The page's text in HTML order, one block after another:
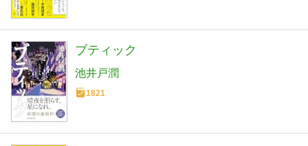
ブティック
池井戸潤
1821